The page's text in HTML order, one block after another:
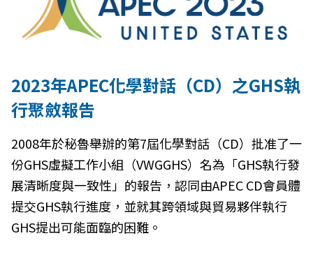
2023年APEC化學對話（CD）之GHS執
行聚斂報告
2008年於秘魯舉辦的第7屆化學對話（CD）批准了一
份GHS虛擬工作小組（VWGGHS）名為「GHS執行發
展清晰度與一致性」的報告，認同由APEC CD會員體
提交GHS執行進度，並就其跨領域與貿易夥伴執行
GHS提出可能面臨的困難。